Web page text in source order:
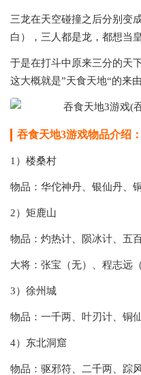
三龙在天空碰撞之后分别变
白），三人都是龙，都想当皇
于是在打斗中原来三分的天
这大概就是”天食天地“的来由
吞食天地3游戏物品介绍：
1）楼桑村
物品：华佗神丹、银仙丹、
2）矩鹿山
物品：灼热计、陨冰计、五
大将：张宝（无）、程志远（
3）徐州城
物品：一千两、叶刃计、铜
4）东北洞窟
物品：驱邪符、二千两、踪